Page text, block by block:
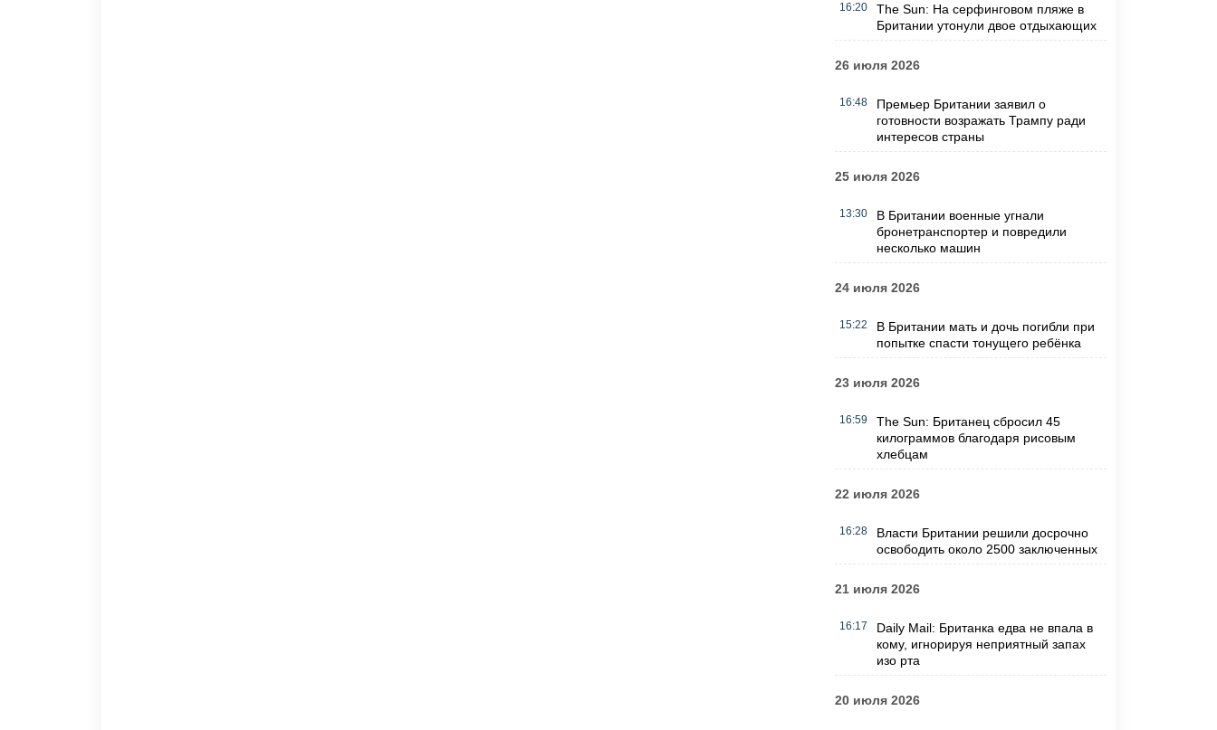
16:20
The Sun: На серфинговом пляже в
Британии утонули двое отдыхающих
26 июля 2026
16:48
Премьер Британии заявил о
готовности возражать Трампу ради
интересов страны
25 июля 2026
13:30
В Британии военные угнали
бронетранспортер и повредили
несколько машин
24 июля 2026
15:22
В Британии мать и дочь погибли при
попытке спасти тонущего ребёнка
23 июля 2026
16:59
The Sun: Британец сбросил 45
килограммов благодаря рисовым
хлебцам
22 июля 2026
16:28
Власти Британии решили досрочно
освободить около 2500 заключенных
21 июля 2026
16:17
Daily Mail: Британка едва не впала в
кому, игнорируя неприятный запах
изо рта
20 июля 2026